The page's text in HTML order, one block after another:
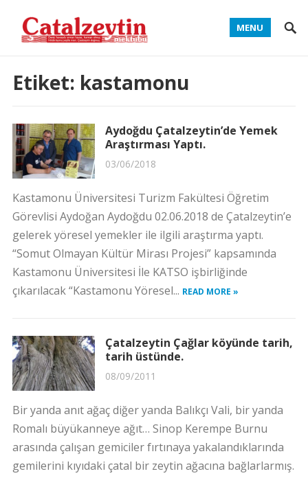
MENU
Etiket: kastamonu
Aydoğdu Çatalzeytin’de Yemek
Araştırması Yaptı.
03/06/2018
Kastamonu Üniversitesi Turizm Fakültesi Öğretim
Görevlisi Aydoğan Aydoğdu 02.06.2018 de Çatalzeytin’e
gelerek yöresel yemekler ile ilgili araştırma yaptı.
“Somut Olmayan Kültür Mirası Projesi” kapsamında
Kastamonu Üniversitesi İle KATSO işbirliğinde
çıkarılacak “Kastamonu Yöresel... READ MORE »
Çatalzeytin Çağlar köyünde tarih,
tarih üstünde.
08/09/2011
Bir yanda anıt ağaç diğer yanda Balıkçı Vali, bir yanda
Romalı büyükanneye ağıt… Sinop Kerempe Burnu
arasında çalışan gemiciler fırtınaya yakalandıklarında
gemilerini kıyıdaki çatal bir zeytin ağacına bağlarlarmış.